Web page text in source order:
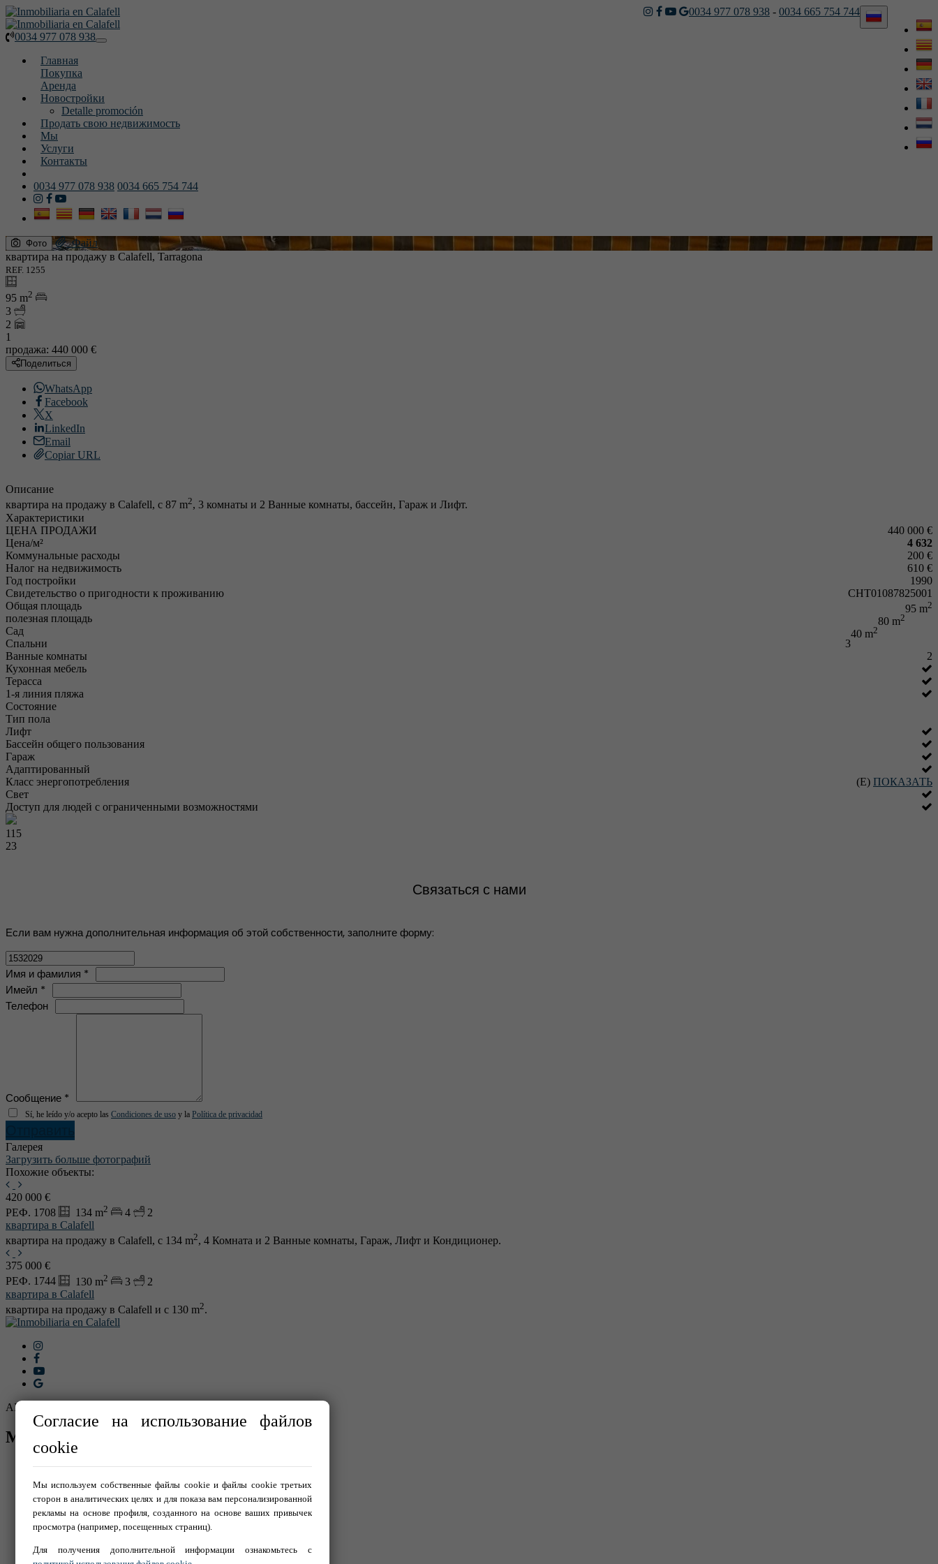
0034 977 078 938 - 0034 665 754 744
0034 977 078 938
Toggle
Главная
Покупка
Аренда
Новостройки
Detalle promoción
Продать свою недвижимость
Мы
Услуги
Контакты
0034 977 078 938 0034 665 754 744
Фото
Файл
квартира на продажу в Calafell, Tarragona
REF. 1255
95 m2
3
2
1
продажа: 440 000 €
Поделиться
WhatsApp
Facebook
X
LinkedIn
Email
Copiar URL
Описание
квартира на продажу в Calafell, с 87 m2, 3 комнаты и 2 Ванные комнаты, бассейн, Гараж и Лифт.
Характеристики
ЦЕНА ПРОДАЖИ
440 000 €
Цена/м²
4 632
Коммунальные расходы
200 €
Налог на недвижимость
610 €
Год постройки
1990
Свидетельство о пригодности к проживанию
CHT01087825001
Общая площадь
95 m2
полезная площадь 80 m2
Сад 40 m2
Спальни
3
Ванные комнаты
2
Кухонная мебель
Терасса
1-я линия пляжа
Состояние
Тип пола
Лифт
Бассейн общего пользования
Гараж
Адаптированный
Класс энергопотребления
(E) ПОКАЗАТЬ
Свет
Доступ для людей с ограниченными возможностями
115
23
Связаться с нами
Если вам нужна дополнительная информация об этой собственности, заполните форму:
Имя и фамилия *
Имейл *
Телефон
Сообщение *
Sí, he leído y/o acepto las Condiciones de uso y la Política de privacidad
Галерея
Загрузить больше фотографий
Похожие объекты:
420 000 €
РЕФ. 1708
134 m2 4
2
квартира в Calafell
квартира на продажу в Calafell, с 134 m2, 4 Комната и 2 Ванные комнаты, Гараж, Лифт и Кондиционер.
375 000 €
РЕФ. 1744
130 m2 3
2
квартира в Calafell
квартира на продажу в Calafell и с 130 m2.
AICAT Nº 4661
МЕНЮ
Главная
Покупка
Аренда
Новостройки
Detalle promoción
Продать свою недвижимость
Услуги
Согласие на использование файлов
cookie
Мы используем собственные файлы cookie и файлы cookie третьих
сторон в аналитических целях и для показа вам персонализированной
рекламы на основе профиля, созданного на основе ваших привычек
просмотра (например, посещенных страниц).
Для получения дополнительной информации ознакомьтесь с